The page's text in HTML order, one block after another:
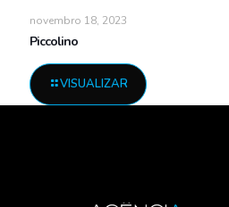
novembro 18, 2023
Piccolino
VISUALIZAR